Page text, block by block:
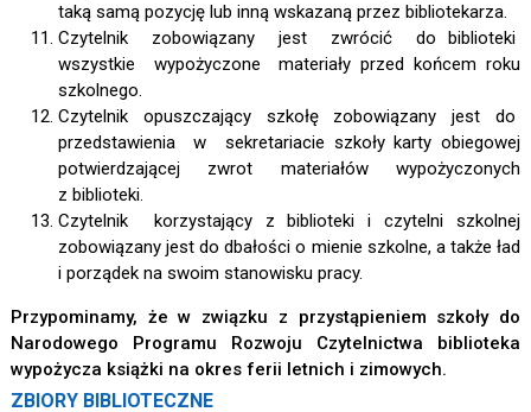
taką samą pozycję lub inną wskazaną przez bibliotekarza.
Czytelnik zobowiązany jest zwrócić do biblioteki
wszystkie wypożyczone materiały przed końcem roku
szkolnego.
Czytelnik opuszczający szkołę zobowiązany jest do
przedstawienia w sekretariacie szkoły karty obiegowej
potwierdzającej zwrot materiałów wypożyczonych
z biblioteki.
Czytelnik korzystający z biblioteki i czytelni szkolnej
zobowiązany jest do dbałości o mienie szkolne, a także ład
i porządek na swoim stanowisku pracy.
Przypominamy, że w związku z przystąpieniem szkoły do
Narodowego Programu Rozwoju Czytelnictwa biblioteka
wypożycza książki na okres ferii letnich i zimowych.
ZBIORY BIBLIOTECZNE